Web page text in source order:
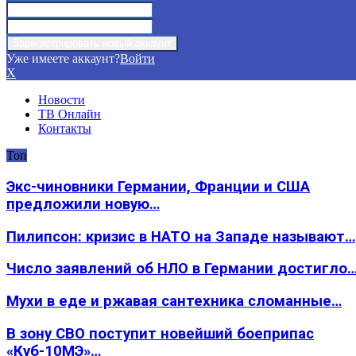
Уже имеете аккаунт?Войти
X
Новости
ТВ Онлайн
Контакты
Топ
Экс-чиновники Германии, Франции и США
предложили новую…
Пилипсон: кризис в НАТО на Западе называют…
Число заявлений об НЛО в Германии
Мухи в еде и ржавая сантехника сломанные…
В зону СВО поступит новейший боеприпас
«Куб-10МЭ»…